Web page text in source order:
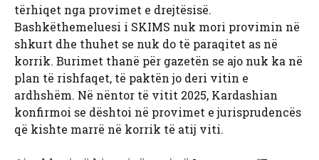
tërhiqet nga provimet e drejtësisë.
Bashkëthemeluesi i SKIMS nuk mori provimin në
shkurt dhe thuhet se nuk do të paraqitet as në
korrik. Burimet thanë për gazetën se ajo nuk ka në
plan të rishfaqet, të paktën jo deri vitin e
ardhshëm. Në nëntor të vitit 2025, Kardashian
konfirmoi se dështoi në provimet e jurisprudencës
që kishte marrë në korrik të atij viti.